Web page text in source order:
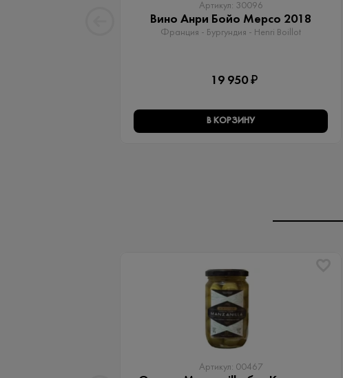
Артикул: 30096
Вино Анри Бойо Мерсо 2018
Франция - Бургундия - Henri Boillot
19 950 ₽
В КОРЗИНУ
Артикул: 00467